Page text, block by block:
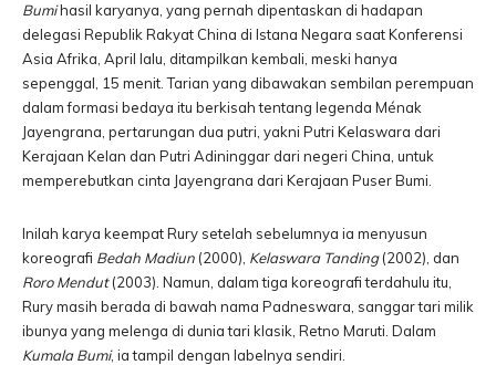
Bumihasil karyanya, yang pernah dipentaskan di hadapan
delegasi Republik Rakyat China di Istana Negara saat Konferensi
Asia Afrika, April lalu, ditampilkan kembali, meski hanya
sepenggal, 15 menit. Tarian yang dibawakan sembilan perempuan
dalam formasi bedaya itu berkisah tentang legenda Ménak
Jayengrana, pertarungan dua putri, yakni Putri Kelaswara dari
Kerajaan Kelan dan Putri Adininggar dari negeri China, untuk
memperebutkan cinta Jayengrana dari Kerajaan Puser Bumi.
Inilah karya keempat Rury setelah sebelumnya ia menyusun
koreografi Bedah Madiun (2000), Kelaswara Tanding(2002), dan
Roro Mendut(2003). Namun, dalam tiga koreografi terdahulu itu,
Rury masih berada di bawah nama Padneswara, sanggar tari milik
ibunya yang melenga di dunia tari klasik, Retno Maruti. Dalam
Kumala Bumi, ia tampil dengan labelnya sendiri.